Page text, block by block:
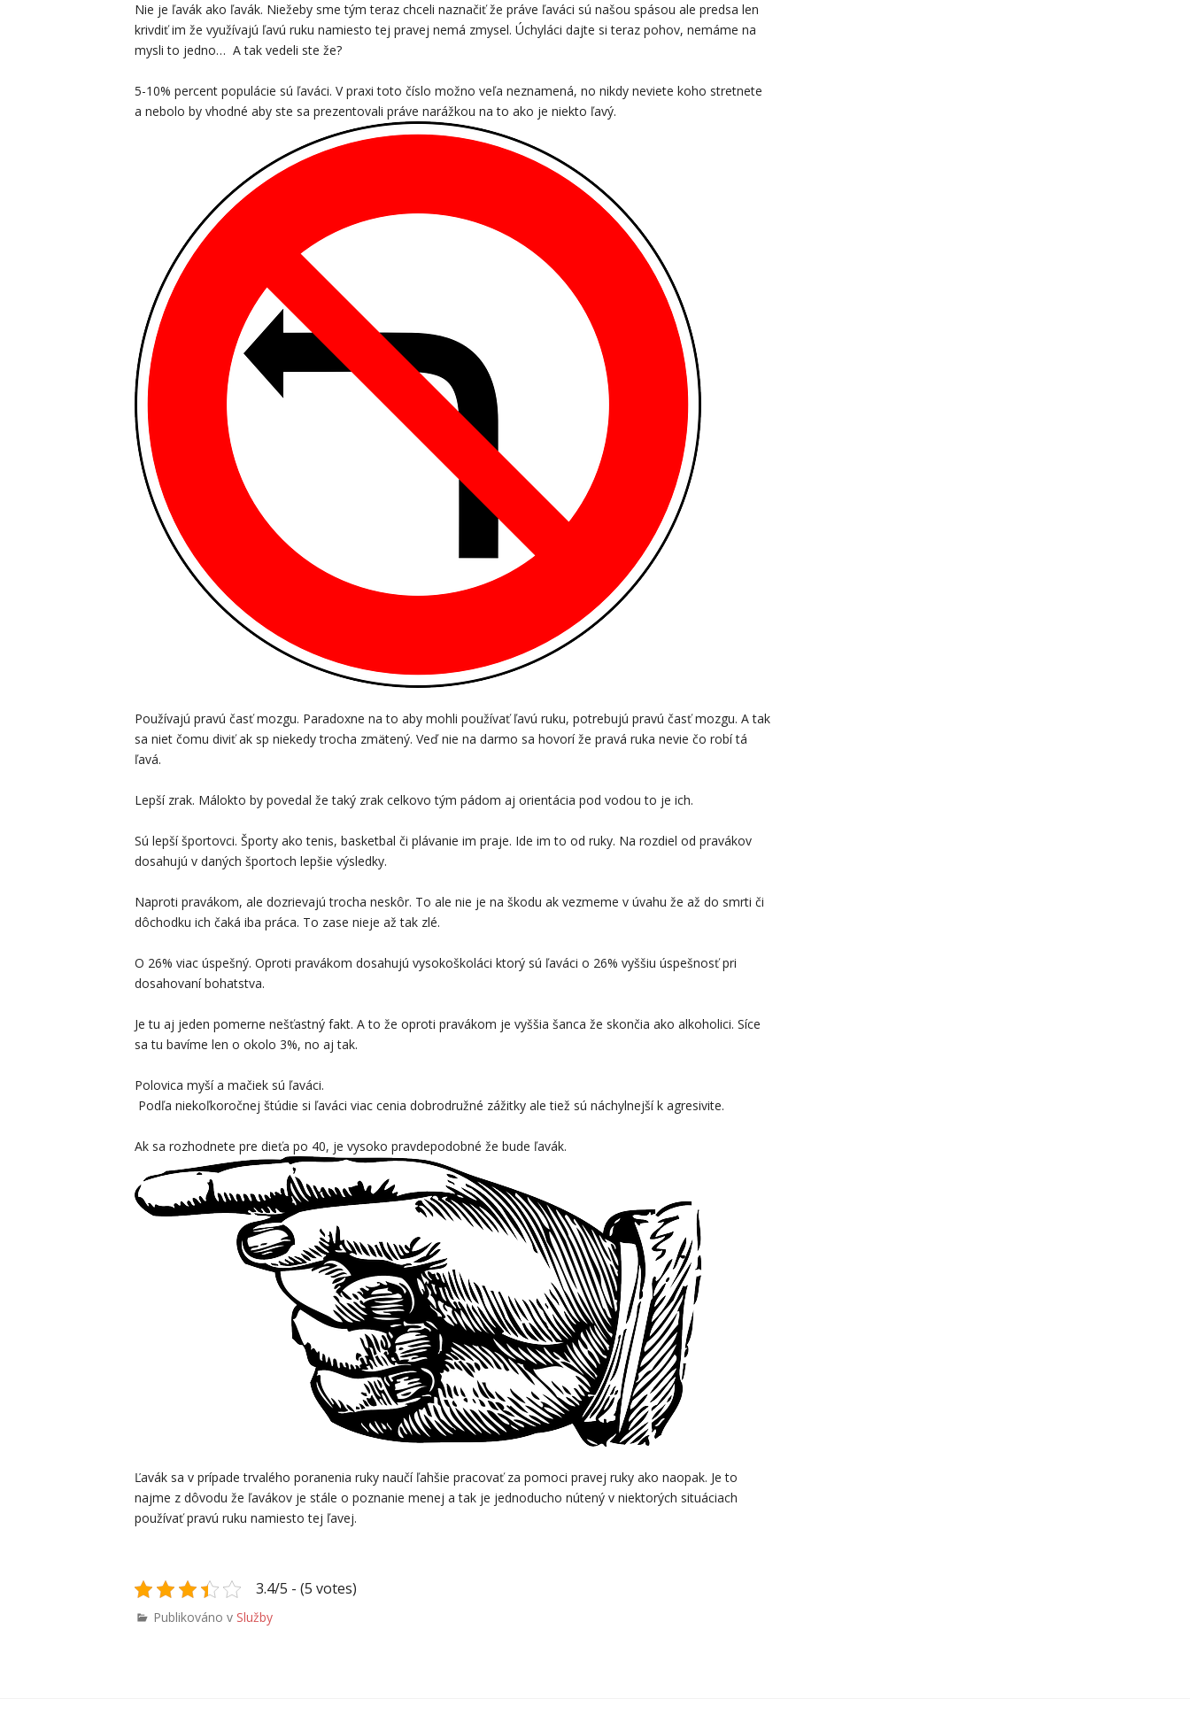
Nie je ľavák ako ľavák. Niežeby sme tým teraz chceli naznačiť že práve ľaváci sú našou spásou ale predsa len
krivdiť im že využívajú ľavú ruku namiesto tej pravej nemá zmysel. Úchyláci dajte si teraz pohov, nemáme na
mysli to jedno… A tak vedeli ste že?
5-10% percent populácie sú ľaváci. V praxi toto číslo možno veľa neznamená, no nikdy neviete koho stretnete
a nebolo by vhodné aby ste sa prezentovali práve narážkou na to ako je niekto ľavý.
Používajú pravú časť mozgu. Paradoxne na to aby mohli používať ľavú ruku, potrebujú pravú časť mozgu. A tak
sa niet čomu diviť ak sp niekedy trocha zmätený. Veď nie na darmo sa hovorí že pravá ruka nevie čo robí tá
ľavá.
Lepší zrak. Málokto by povedal že taký zrak celkovo tým pádom aj orientácia pod vodou to je ich.
Sú lepší športovci. Športy ako tenis, basketbal či plávanie im praje. Ide im to od ruky. Na rozdiel od pravákov
dosahujú v daných športoch lepšie výsledky.
Naproti pravákom, ale dozrievajú trocha neskôr. To ale nie je na škodu ak vezmeme v úvahu že až do smrti či
dôchodku ich čaká iba práca. To zase nieje až tak zlé.
O 26% viac úspešný. Oproti pravákom dosahujú vysokoškoláci ktorý sú ľaváci o 26% vyššiu úspešnosť pri
dosahovaní bohatstva.
Je tu aj jeden pomerne nešťastný fakt. A to že oproti pravákom je vyššia šanca že skončia ako alkoholici. Síce
sa tu bavíme len o okolo 3%, no aj tak.
Polovica myší a mačiek sú ľaváci.
Podľa niekoľkoročnej štúdie si ľaváci viac cenia dobrodružné zážitky ale tiež sú náchylnejší k agresivite.
Ak sa rozhodnete pre dieťa po 40, je vysoko pravdepodobné že bude ľavák.
Ľavák sa v prípade trvalého poranenia ruky naučí ľahšie pracovať za pomoci pravej ruky ako naopak. Je to
najme z dôvodu že ľavákov je stále o poznanie menej a tak je jednoducho nútený v niektorých situáciach
používať pravú ruku namiesto tej ľavej.
3.4/5 - (5 votes)
Publikováno v Služby